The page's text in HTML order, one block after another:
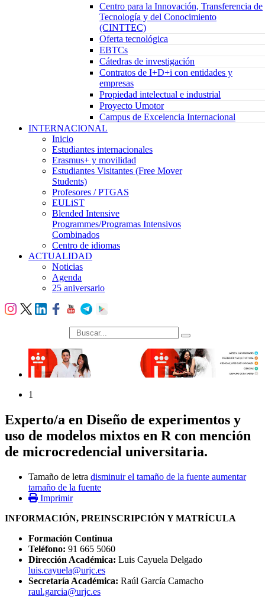
Centro para la Innovación, Transferencia de
Tecnología y del Conocimiento
(CINTTEC)
Oferta tecnológica
EBTCs
Cátedras de investigación
Contratos de I+D+i con entidades y
empresas
Propiedad intelectual e industrial
Proyecto Umotor
Campus de Excelencia Internacional
INTERNACIONAL
Inicio
Estudiantes internacionales
Erasmus+ y movilidad
Estudiantes Visitantes (Free Mover
Students)
Profesores / PTGAS
EULiST
Blended Intensive
Programmes/Programas Intensivos
Combinados
Centro de idiomas
ACTUALIDAD
Noticias
Agenda
25 aniversario
búsqueda
1
Experto/a en Diseño de experimentos y
uso de modelos mixtos en R con mención
de microcredencial universitaria.
Tamaño de letra disminuir el tamaño de la fuente aumentar
tamaño de la fuente
Imprimir
INFORMACIÓN, PREINSCRIPCIÓN Y MATRÍCULA
Formación Continua
Teléfono: 91 665 5060
Dirección Académica: Luis Cayuela Delgado
luis.cayuela@urjc.es
Secretaría Académica: Raúl García Camacho
raul.garcia@urjc.es